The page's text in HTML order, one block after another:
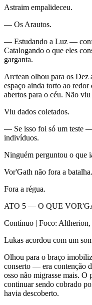
Astraim empalideceu.
— Os Arautos.
— Estudando a Luz —
Catalogando o que eles
garganta.
Arctean olhou para os
espaço ainda torto ao
abertos para o céu. Não
Viu dados coletados.
— Se isso foi só um teste
indivíduos.
Ninguém perguntou o que
Vor'Gath não fora a batalha.
Fora a régua.
ATO 5 — O QUE
Contínuo | Foco:
Lukas acordou com um
Olhou para o braço
conserto — era contenção
osso não migrasse mais. O
continuar sendo cobrado
havia descoberto.